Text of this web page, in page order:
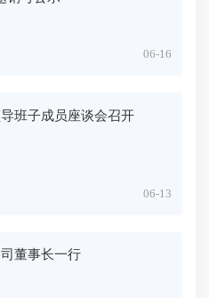
06-16
班子成员座谈会召开
06-13
董事长一行